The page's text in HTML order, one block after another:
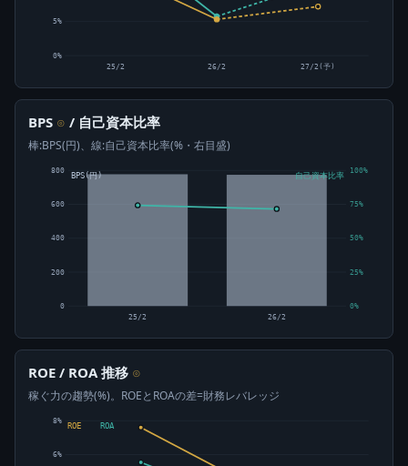
0%
5%
25/2 26/2 27/2(予)
BPS ⊙ / 自己資本比率
棒:BPS(円)、線:自己資本比率(%・右目盛)
0
200
400
600
800
0%
25%
50%
75%
100%
25/2 26/2
BPS(円) 自己資本比率
ROE / ROA 推移 ⊙
稼ぐ力の趨勢(%)。ROEとROAの差=財務レバレッジ
6%
8%
ROE ROA